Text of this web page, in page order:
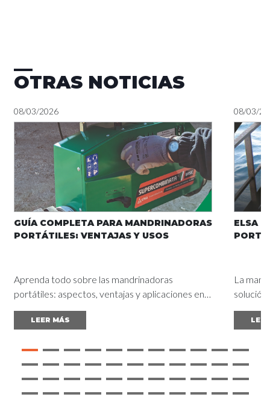
OTRAS NOTICIAS
08/03/2026
GUÍA COMPLETA PARA MANDRINADORAS
PORTÁTILES: VENTAJAS Y USOS
Aprenda todo sobre las mandrinadoras
portátiles: aspectos, ventajas y aplicaciones en
distintos sectores. Lea la guía completa y
obtenga resultados excelentes.
LEER MÁS
08/03/
ELSA
La
solución